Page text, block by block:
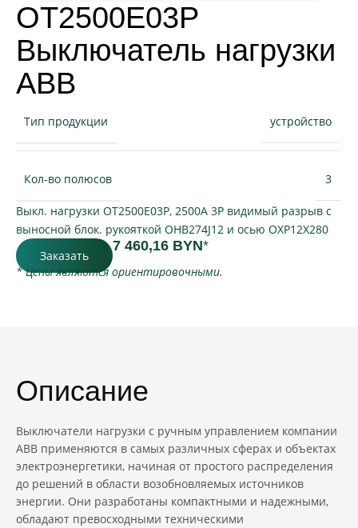
OT2500E03P
Выключатель нагрузки
АВВ
Тип продукции устройство
Кол-во полюсов 3
Выкл. нагрузки OT2500E03P, 2500A 3P видимый разрыв c
выносной блок. рукояткой OHB274J12 и осью OXP12X280
Заказать
7 460,16 BYN*
* Цены являются ориентировочными.
Описание
Выключатели нагрузки с ручным управлением компании
ABB применяются в самых различных сферах и объектах
электроэнергетики, начиная от простого распределения
до решений в области возобновляемых источников
энергии. Они разработаны компактными и надежными,
обладают превосходными техническими